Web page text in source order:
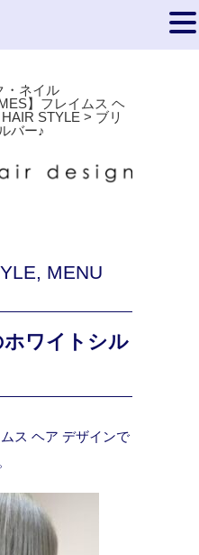
・ネイル
】フレイムス ヘ
HAIR STYLE > ブリ
バー♪
, MENU
ワイトシル
ス ヘア デザインで